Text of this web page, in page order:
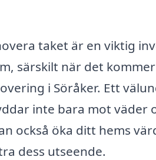
taket är en viktig
särskilt när det
i Söråker. Ett
inte bara mot väder
också öka ditt hems
dess utseende.